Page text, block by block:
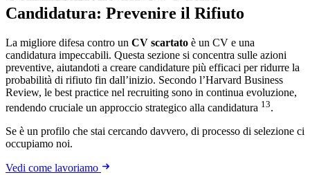
Candidatura: Prevenire il Rifiuto
La migliore difesa contro un CV scartato è un CV e una
candidatura impeccabili. Questa sezione si concentra sulle azioni
preventive, aiutandoti a creare candidature più efficaci per ridurre la
probabilità di rifiuto fin dall’inizio. Secondo l’Harvard Business
Review, le best practice nel recruiting sono in continua evoluzione,
rendendo cruciale un approccio strategico alla candidatura 13.
Se è un profilo che stai cercando davvero, di processo di selezione ci
occupiamo noi.
Vedi come lavoriamo